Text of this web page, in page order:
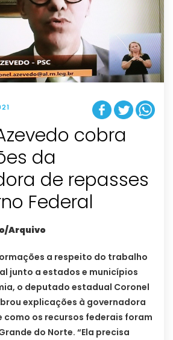
cobra
da
de repasses
Federal
Arquivo
a respeito do trabalho
junto a estados e municípios
o deputado estadual Coronel
explicações à governadora
como os recursos federais foram
do Norte. “Ela precisa